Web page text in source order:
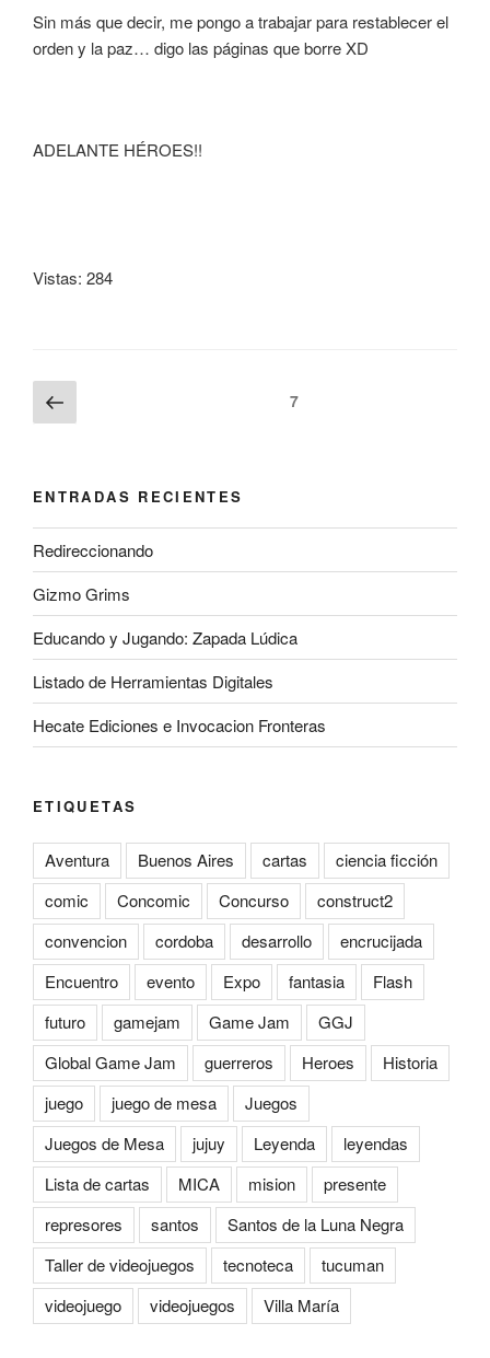
Sin más que decir, me pongo a trabajar para restablecer el
orden y la paz… digo las páginas que borre XD
ADELANTE HÉROES!!
Vistas: 284
Navegación
de
Página
anterior
Página7
ENTRADAS RECIENTES
Redireccionando
Gizmo Grims
Educando y Jugando: Zapada Lúdica
Listado de Herramientas Digitales
Hecate Ediciones e Invocacion Fronteras
ETIQUETAS
Aventura Buenos Aires cartas
ciencia ficción
comic
Concomic Concurso
construct2
convencion
cordoba desarrollo
encrucijada
Encuentro
evento Expo fantasia
Flash
futuro
gamejam Game Jam
GGJ
Global Game Jam
guerreros Heroes
Historia
juego
juego de mesa
Juegos
Juegos de Mesa
jujuy Leyenda
leyendas
Lista de cartas
MICA mision
presente
represores
santos
Santos de la Luna Negra
Taller de videojuegos
tecnoteca
tucuman
videojuego
videojuegos Villa María